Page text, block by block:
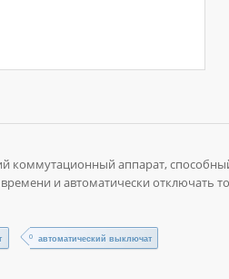
коммутационный аппарат,
и автоматически отключать
автоматический выключат